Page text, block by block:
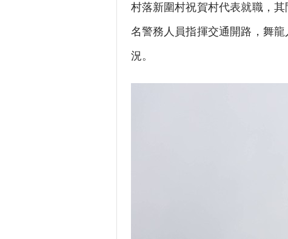
村落新圍村祝賀村代表就職，
名警務人員指揮交通開路，舞
況。